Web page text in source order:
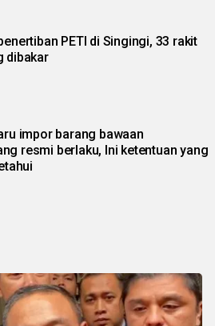
PETI di Singingi, 33 rakit
dibakar
impor barang bawaan
resmi berlaku, Ini ketentuan yang